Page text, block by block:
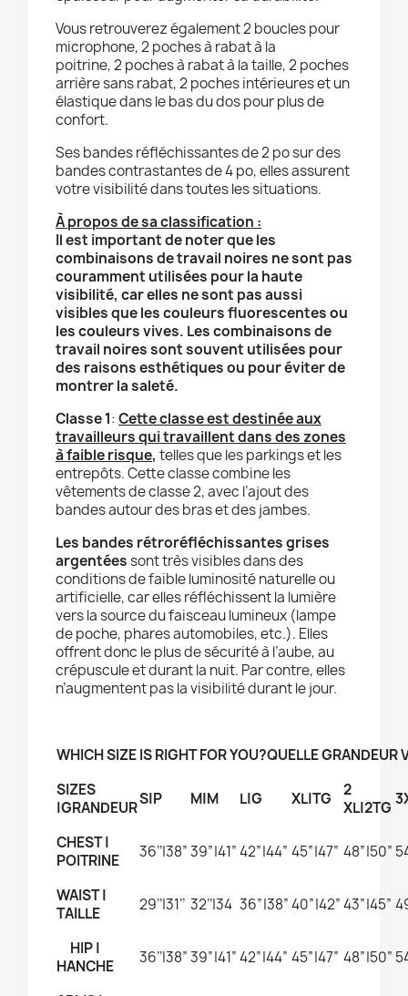
Vous retrouverez également 2 boucles pour
microphone, 2 poches à rabat à la
poitrine, 2 poches à rabat à la taille, 2 poches
arrière sans rabat, 2 poches intérieures et un
élastique dans le bas du dos pour plus de
confort.
Ses bandes réfléchissantes de 2 po sur des
bandes contrastantes de 4 po, elles assurent
votre visibilité dans toutes les situations.
À propos de sa classification :
Il est important de noter que les
combinaisons de travail noires ne sont pas
couramment utilisées pour la haute
visibilité, car elles ne sont pas aussi
visibles que les couleurs fluorescentes ou
les couleurs vives. Les combinaisons de
travail noires sont souvent utilisées pour
des raisons esthétiques ou pour éviter de
montrer la saleté.
Classe 1: Cette classe est destinée aux
travailleurs qui travaillent dans des zones
à faible risque, telles que les parkings et les
entrepôts.Cette classe combine les
vêtements de classe 2, avec l’ajout des
bandes autour des bras et des jambes.
Les bandes rétroréfléchissantes grises
argentéessont très visibles dans des
conditions de faible luminosité naturelle ou
artificielle, car elles réfléchissent la lumière
vers la source du faisceau lumineux (lampe
de poche, phares automobiles, etc.). Elles
offrent donc le plus de sécurité à l’aube, au
crépuscule et durant la nuit. Par contre, elles
n’augmentent pas la visibilité durant le jour.
WHICH SIZE IS RIGHT FOR YOU?QUELLE GRANDEUR
SIZES
|GRANDEURS|P M|M L|G XL|TG
2
XL|2TG
CHEST |
POITRINE
36’’|38”39”|41”42”|44” 45”|47” 48”|50”
WAIST |
TAILLE
29’’|31’’ 32’’|34 36”|38”40”|42”43”|45”
HIP |
HANCHE
36’’|38”39”|41”42”|44” 45”|47” 48”|50”